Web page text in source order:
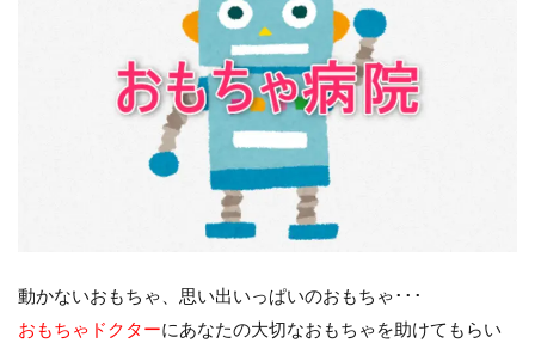
動かないおもちゃ、思い出いっぱいのおもちゃ･･･
おもちゃドクターにあなたの大切なおもちゃを助けてもらい